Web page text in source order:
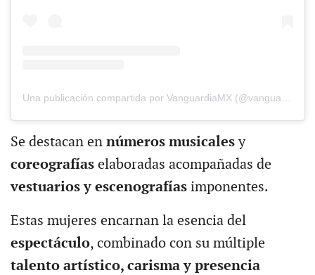
Se destacan en números musicalesy
coreografías elaboradas acompañadas de
vestuarios y escenografíasimponentes.
Estas mujeres encarnan la esencia del
espectáculo, combinado con su múltiple
talento artístico, carisma y presencia